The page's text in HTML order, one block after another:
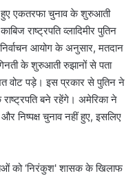
हुए एकतरफा चुनाव के शुरुआती
राष्ट्रपति व्लादिमीर पुतिन
आयोग के अनुसार, मतदान
के शुरुआती रुझानों से पता
वोट पड़े। इस प्रकार से पुतिन ने
बने रहेंगे। अमेरिका ने
निष्पक्ष चुनाव नहीं हुए, इसलिए
को ‘निरंकुश' शासक के खिलाफ